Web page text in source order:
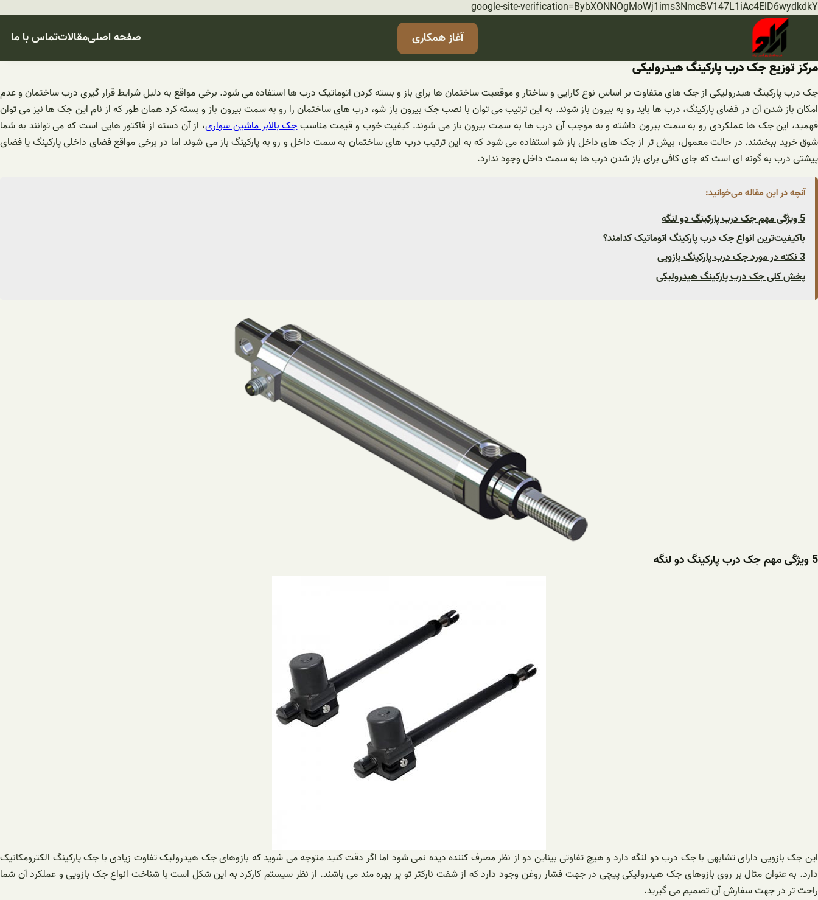
google-site-verification=BybXONNOgMoWj1ims3NmcBV147L1iAc4ElD6wydkdkYرفتن
به
محتوا
آغاز همکاری صفحه اصلیمقالاتتماس با ما
مرکز توزیع جک درب پارکینگ هیدرولیکی
جک درب پارکینگ هیدرولیکی از جک های متفاوت بر اساس نوع کارایی و ساختار و موقعیت ساختمان ها برای باز و بسته کردن اتوماتیک درب ها استفاده می شود. برخی مواقع به دلیل شرایط قرار گیری درب ساختمان و عدم
امکان باز شدن آن در فضای پارکینگ، درب ها باید رو به بیرون باز شوند. به این ترتیب می توان با نصب جک بیرون باز شو، درب های ساختمان را رو به سمت بیرون باز و بسته کرد همان طور که از نام این جک ها نیز می توان
فهمید، این جک ها عملکردی رو به سمت بیرون داشته و به موجب آن درب ها به سمت بیرون باز می شوند. کیفیت خوب و قیمت مناسبجک بالابر ماشین سواری، از آن دسته از فاکتور هایی است که می توانند به شما
شوق خرید ببخشند. در حالت معمول، بیش تر از جک های داخل باز شو استفاده می شود که به این ترتیب درب های ساختمان به سمت داخل و رو به پارکینگ باز می شوند اما در برخی مواقع فضای داخلی پارکینگ یا فضای
پیشتی درب به گونه ای است که جای کافی برای باز شدن درب ها به سمت داخل وجود ندارد.
آنچه در این مقاله می‌خوانید:
5 ویژگی مهم جک درب پارکینگ دو لنگه
باکیفیت‌ترین انواع جک درب پارکینگ اتوماتیک کدامند؟
3 نکته در مورد جک درب پارکینگ بازویی
پخش کلی جک درب پارکینگ هیدرولیکی
5 ویژگی مهم جک درب پارکینگ دو لنگه
این جک بازویی دارای تشابهی با جک درب دو لنگه دارد و هیچ تفاوتی بیناین دو از نظر مصرف کننده دیده نمی شود اما اگر دقت کنید متوجه می شوید که بازوهای جک هیدرولیک تفاوت زیادی با جک پارکینگ الکترومکانیک
دارد. به عنوان مثال بر روی بازوهای جک هیدرولیکی پیچی در جهت فشار روغن وجود دارد که از شفت نارکتر تو پر بهره مند می باشند. از نظر سیستم کارکرد به این شکل است با شناخت انواع جک بازویی و عملکرد آن شما
راحت تر در جهت سفارش آن تصمیم می گیرید.